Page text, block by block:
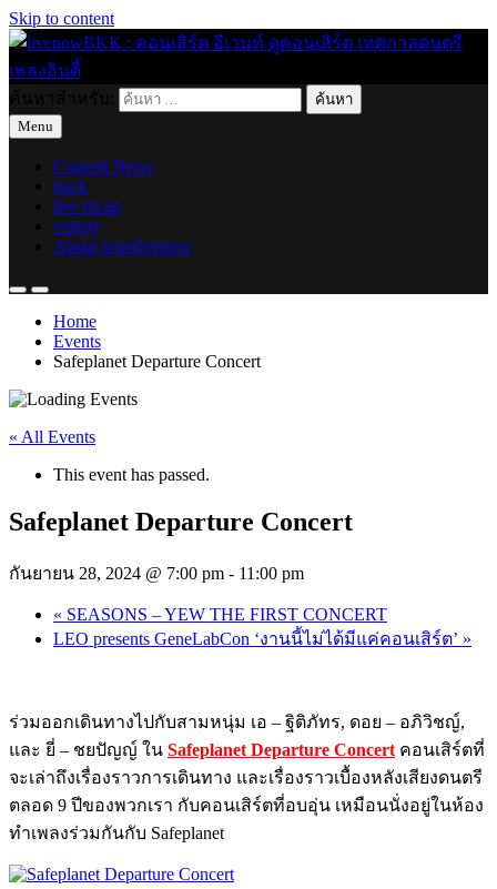
Skip to content
livenowBKK : คอนเสิร์ต อีเวนท์ ดูคอนเสิร์ต เทศกาลดนตรี เพลง
อินดี้
live for today
Menu
Concert News
track
live recap
variety
About teamlivenow
Home
Events
Safeplanet Departure Concert
« All Events
This event has passed.
Safeplanet Departure Concert
กันยายน 28, 2024 @ 7:00 pm - 11:00 pm
« SEASONS – YEW THE FIRST CONCERT
LEO presents GeneLabCon ‘งานนี้ไม่ได้มีแค่คอนเสิร์ต’ »
ร่วมออกเดินทางไปกับสามหนุ่ม เอ – ฐิติภัทร, ดอย – อภิวิชญ์,
และ ยี่ – ชยปัญญ์ ใน Safeplanet Departure Concert คอนเสิร์ตที่
จะเล่าถึงเรื่องราวการเดินทาง และเรื่องราวเบื้องหลังเสียงดนตรี
ตลอด 9 ปีของพวกเรา กับคอนเสิร์ตที่อบอุ่น เหมือนนั่งอยู่ในห้อง
ทำเพลงร่วมกันกับ Safeplanet